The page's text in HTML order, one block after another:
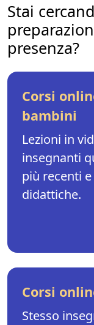
Stai
presenza?
Corsi
bambini
Lezioni in
insegnanti
più recenti
didattiche.
Corsi
Stesso